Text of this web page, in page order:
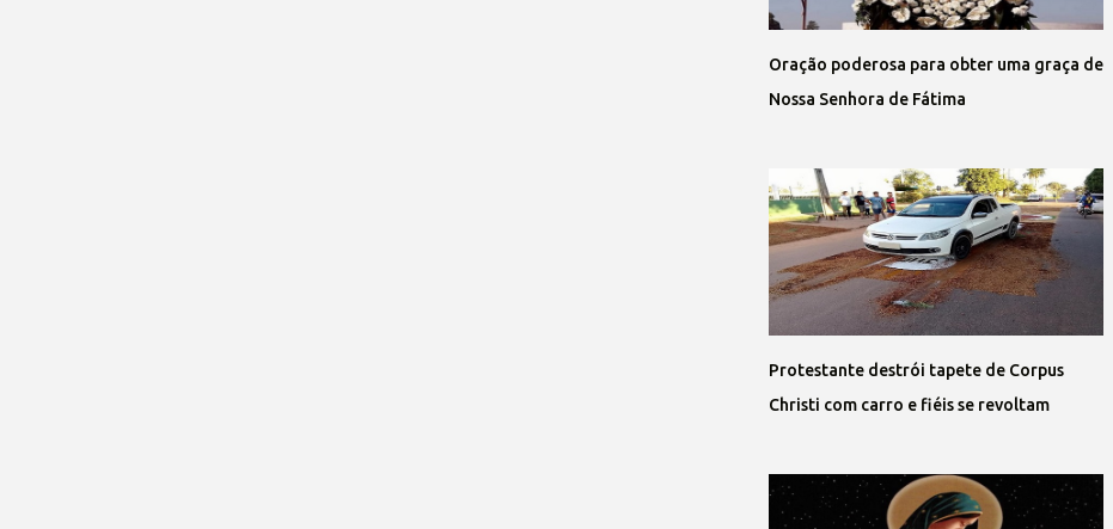
Oração poderosa para obter uma graça de
Nossa Senhora de Fátima
Protestante destrói tapete de Corpus
Christi com carro e fiéis se revoltam